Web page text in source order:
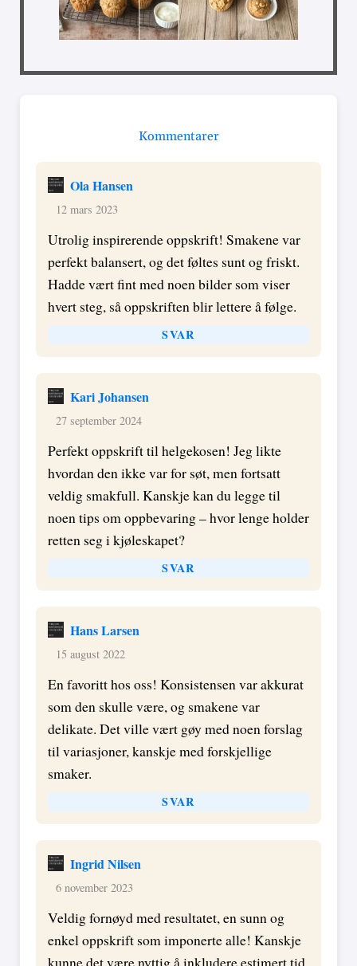
Kommentarer
Ola Hansen
12 mars 2023
Utrolig inspirerende oppskrift! Smakene var
perfekt balansert, og det føltes sunt og friskt.
Hadde vært fint med noen bilder som viser
hvert steg, så oppskriften blir lettere å følge.
SVAR
Kari Johansen
27 september 2024
Perfekt oppskrift til helgekosen! Jeg likte
hvordan den ikke var for søt, men fortsatt
veldig smakfull. Kanskje kan du legge til
noen tips om oppbevaring – hvor lenge holder
retten seg i kjøleskapet?
SVAR
Hans Larsen
15 august 2022
En favoritt hos oss! Konsistensen var akkurat
som den skulle være, og smakene var
delikate. Det ville vært gøy med noen forslag
til variasjoner, kanskje med forskjellige
smaker.
SVAR
Ingrid Nilsen
6 november 2023
Veldig fornøyd med resultatet, en sunn og
enkel oppskrift som imponerte alle! Kanskje
kunne det være nyttig å inkludere estimert tid